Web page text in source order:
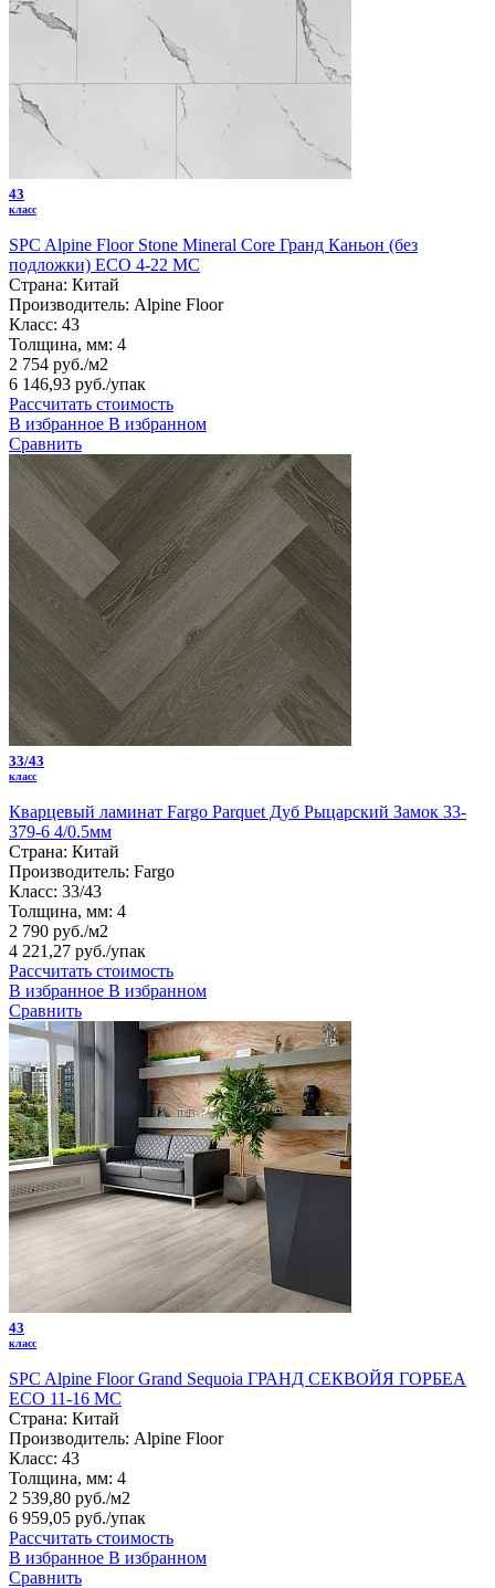
43
класс
SPC Alpine Floor Stone Mineral Core Гранд Каньон (без
подложки) ЕСО 4-22 MC
Страна: Китай
Производитель: Alpine Floor
Класс: 43
Толщина, мм: 4
2 754 руб./м2
6 146,93 руб./упак
Рассчитать стоимость
В избранное В избранном
Сравнить
33/43
класс
Кварцевый ламинат Fargo Parquet Дуб Рыцарский Замок 33-
379-6 4/0.5мм
Страна: Китай
Производитель: Fargo
Класс: 33/43
Толщина, мм: 4
2 790 руб./м2
4 221,27 руб./упак
Рассчитать стоимость
В избранное В избранном
Сравнить
43
класс
SPC Alpine Floor Grand Sequoia ГРАНД СЕКВОЙЯ ГОРБЕА
ECO 11-16 MC
Страна: Китай
Производитель: Alpine Floor
Класс: 43
Толщина, мм: 4
2 539,80 руб./м2
6 959,05 руб./упак
Рассчитать стоимость
В избранное В избранном
Сравнить